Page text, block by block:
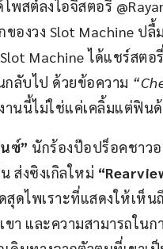
พสต์ลงไอจีสตอรี่
ของวง Slot Machine ปลื้
Machine ได้แชร์สตอ
ลับไป ด้วยข้อความ
านนี้ไม่ใช่แค่เคลิ้มแต่ฟิน
ซ์” นักร้องป๊อปร็อคชาว
ส่งซิงเกิลใหม่
สุดไพเราะที่แสดงให้เห็น
า และความสามารถในกา